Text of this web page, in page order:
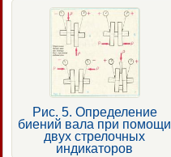
Рис. 5. Определение
биений вала при помощи
двух стрелочных
индикаторов